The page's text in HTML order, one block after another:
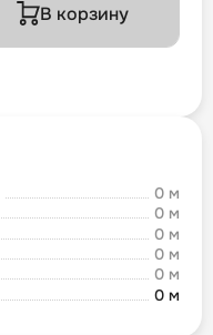
В корзину
0 м
0 м
0 м
0 м
0 м
0 м